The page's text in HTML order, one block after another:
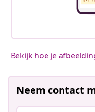
Bekijk hoe je
Neem contact